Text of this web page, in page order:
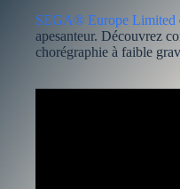
SEGA® Europe Limited
apesanteur. Découvrez
chorégraphie à faible